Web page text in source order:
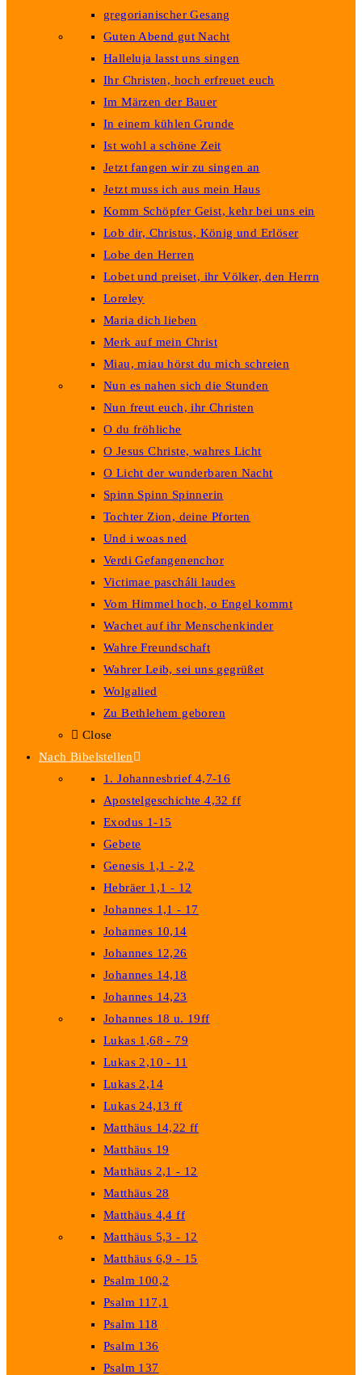
gregorianischer Gesang
Guten Abend gut Nacht
Halleluja lasst uns singen
Ihr Christen, hoch erfreuet euch
Im Märzen der Bauer
In einem kühlen Grunde
Ist wohl a schöne Zeit
Jetzt fangen wir zu singen an
Jetzt muss ich aus mein Haus
Komm Schöpfer Geist, kehr bei uns ein
Lob dir, Christus, König und Erlöser
Lobe den Herren
Lobet und preiset, ihr Völker, den Herrn
Loreley
Maria dich lieben
Merk auf mein Christ
Miau, miau hörst du mich schreien
Nun es nahen sich die Stunden
Nun freut euch, ihr Christen
O du fröhliche
O Jesus Christe, wahres Licht
O Licht der wunderbaren Nacht
Spinn Spinn Spinnerin
Tochter Zion, deine Pforten
Und i woas ned
Verdi Gefangenenchor
Victimae pascháli laudes
Vom Himmel hoch, o Engel kommt
Wachet auf ihr Menschenkinder
Wahre Freundschaft
Wahrer Leib, sei uns gegrüßet
Wolgalied
Zu Bethlehem geboren
Close
Nach Bibelstellen
1. Johannesbrief 4,7-16
Apostelgeschichte 4,32 ff
Exodus 1-15
Gebete
Genesis 1,1 - 2,2
Hebräer 1,1 - 12
Johannes 1,1 - 17
Johannes 10,14
Johannes 12,26
Johannes 14,18
Johannes 14,23
Johannes 18 u. 19ff
Lukas 1,68 - 79
Lukas 2,10 - 11
Lukas 2,14
Lukas 24,13 ff
Matthäus 14,22 ff
Matthäus 19
Matthäus 2,1 - 12
Matthäus 28
Matthäus 4,4 ff
Matthäus 5,3 - 12
Matthäus 6,9 - 15
Psalm 100,2
Psalm 117,1
Psalm 118
Psalm 136
Psalm 137